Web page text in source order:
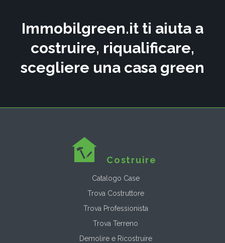
Immobilgreen.it ti aiuta a
costruire, riqualificare,
scegliere una casa green
Costruire
Catalogo Case
Trova Costruttore
Trova Professionista
Trova Terreno
Demolire e Ricostruire